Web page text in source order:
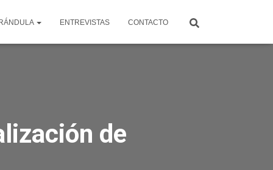
ENTREVISTAS CONTACTO
de